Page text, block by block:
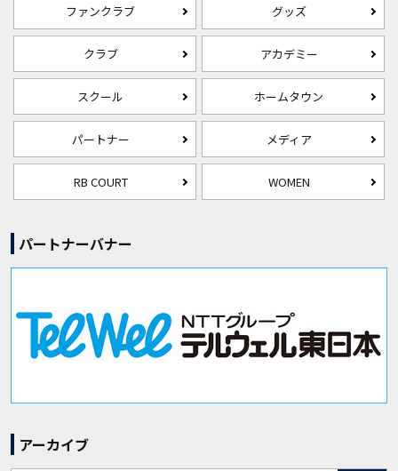
ファンクラブ グッズ
クラブ アカデミー
スクール ホームタウン
パートナー メディア
RB COURT WOMEN
パートナーバナー
アーカイブ